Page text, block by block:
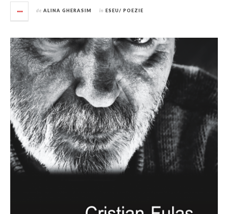
de ALINA GHERASIM în ESEU/ POEZIE